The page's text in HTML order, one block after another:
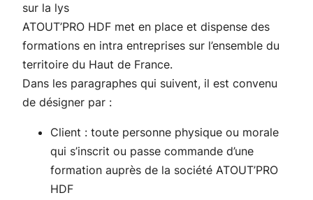
sur la lys
ATOUT’PRO HDF met en place et dispense des
formations en intra entreprises sur l’ensemble du
territoire du Haut de France.
Dans les paragraphes qui suivent, il est convenu
de désigner par :
Client : toute personne physique ou morale
qui s’inscrit ou passe commande d’une
formation auprès de la société ATOUT’PRO
HDF